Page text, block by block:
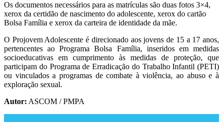
Os documentos necessários para as matrículas são duas fotos 3×4,
xerox da certidão de nascimento do adolescente, xerox do cartão
Bolsa Família e xerox da carteira de identidade da mãe.
O Projovem Adolescente é direcionado aos jovens de 15 a 17 anos,
pertencentes ao Programa Bolsa Família, inseridos em medidas
socioeducativas em cumprimento às medidas de proteção, que
participam do Programa de Erradicação do Trabalho Infantil (PETI)
ou vinculados a programas de combate à violência, ao abuso e à
exploração sexual.
Autor: ASCOM / PMPA